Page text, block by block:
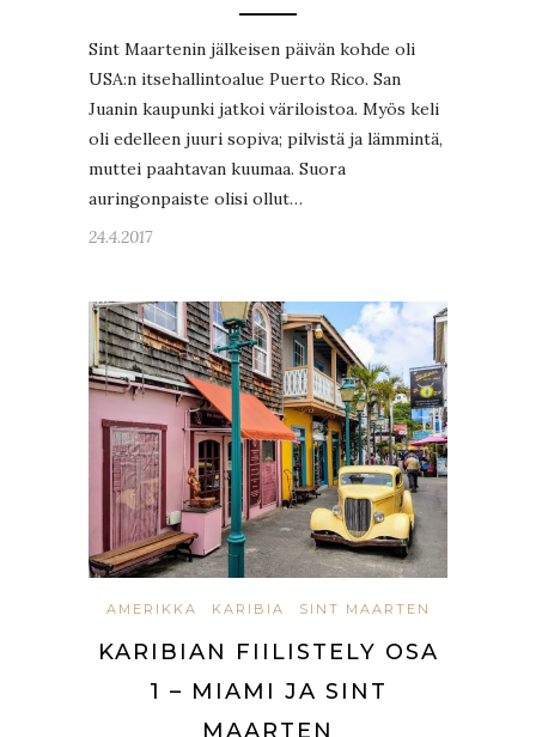
Sint Maartenin jälkeisen päivän kohde oli
USA:n itsehallintoalue Puerto Rico. San
Juanin kaupunki jatkoi väriloistoa. Myös keli
oli edelleen juuri sopiva; pilvistä ja lämmintä,
muttei paahtavan kuumaa. Suora
auringonpaiste olisi ollut…
24.4.2017
AMERIKKA KARIBIA SINT MAARTEN
KARIBIAN FIILISTELY OSA
1 – MIAMI JA SINT
MAARTEN